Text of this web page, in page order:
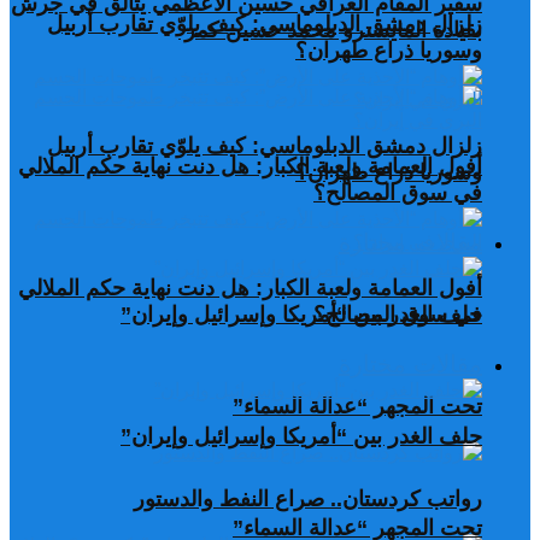
زلزال دمشق الدبلوماسي: كيف يلوّي تقارب أربيل
وسوريا ذراع طهران؟
أفول العمامة ولعبة الكبار: هل دنت نهاية حكم الملالي
في سوق المصالح؟
حلف الغدر بين “أمريكا وإسرائيل وإيران”
تحت المجهر “عدالة السماء”
رواتب كردستان.. صراع النفط والدستور
بقيادة المايسترو محمد حسين كمر
زلزال دمشق الدبلوماسي: كيف يلوّي تقارب أربيل
وسوريا ذراع طهران؟
أفول العمامة ولعبة الكبار: هل دنت نهاية حكم الملالي
في سوق المصالح؟
حلف الغدر بين “أمريكا وإسرائيل وإيران”
تحت المجهر “عدالة السماء”